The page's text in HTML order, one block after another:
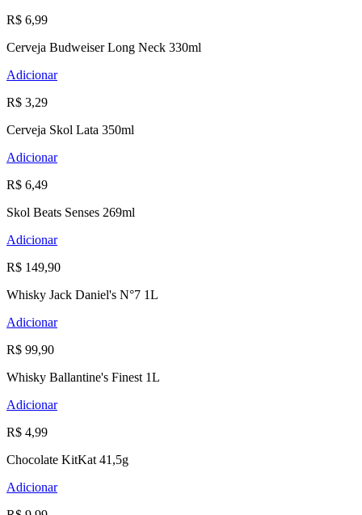
R$ 6,99
Cerveja Budweiser Long Neck 330ml
Adicionar
R$ 3,29
Cerveja Skol Lata 350ml
Adicionar
R$ 6,49
Skol Beats Senses 269ml
Adicionar
R$ 149,90
Whisky Jack Daniel's N°7 1L
Adicionar
R$ 99,90
Whisky Ballantine's Finest 1L
Adicionar
R$ 4,99
Chocolate KitKat 41,5g
Adicionar